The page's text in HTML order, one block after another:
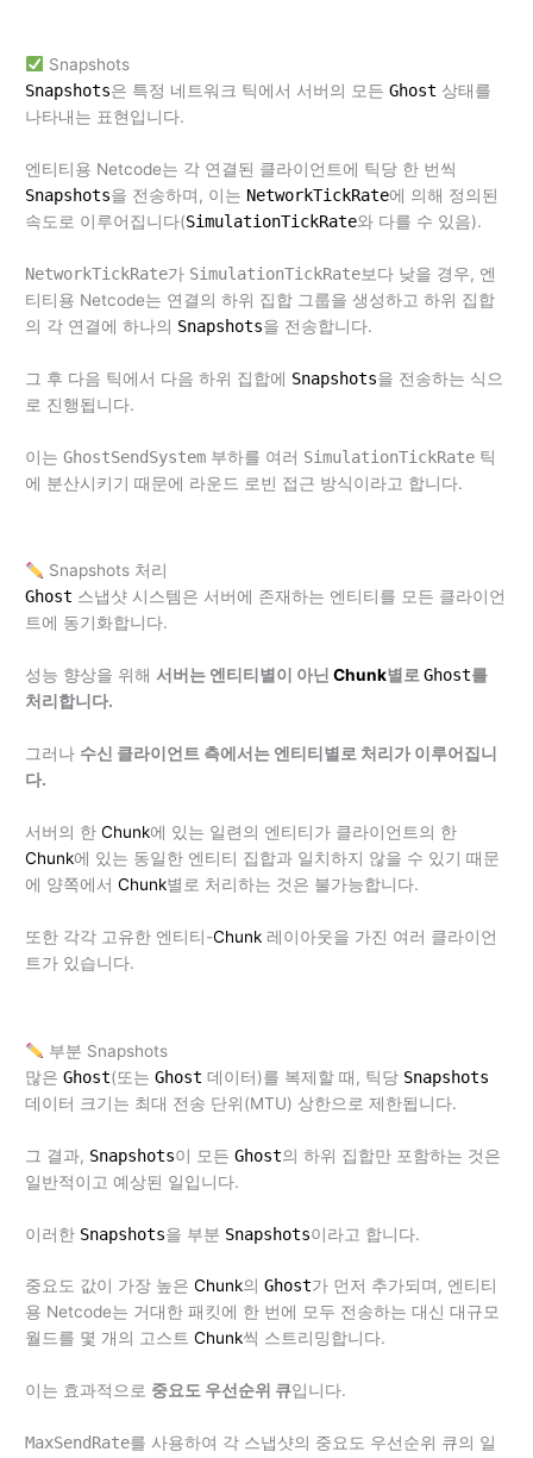
Snapshots
Snapshots은 특정 네트워크 틱에서 서버의 모든Ghost 상태를
나타내는 표현입니다.
엔티티용 Netcode는 각 연결된 클라이언트에 틱당 한 번씩
Snapshots을 전송하며, 이는 NetworkTickRate에 의해 정의된
속도로 이루어집니다(SimulationTickRate와 다를 수 있음).
NetworkTickRate가 SimulationTickRate보다 낮을 경우, 엔
티티용 Netcode는 연결의 하위 집합 그룹을 생성하고 하위 집합
의 각 연결에 하나의 Snapshots을 전송합니다.
그 후 다음 틱에서 다음 하위 집합에 Snapshots을 전송하는 식으
로 진행됩니다.
이는GhostSendSystem 부하를 여러 SimulationTickRate 틱
에 분산시키기 때문에 라운드 로빈 접근 방식이라고 합니다.
Snapshots 처리
Ghost 스냅샷 시스템은 서버에 존재하는 엔티티를 모든 클라이언
트에 동기화합니다.
성능 향상을 위해서버는 엔티티별이 아닌Chunk별로Ghost를
처리합니다.
그러나 수신 클라이언트 측에서는 엔티티별로 처리가 이루어집니
다.
서버의 한Chunk에 있는 일련의 엔티티가 클라이언트의 한
Chunk에 있는 동일한 엔티티 집합과 일치하지 않을 수 있기 때문
에 양쪽에서Chunk별로 처리하는 것은 불가능합니다.
또한 각각 고유한 엔티티-Chunk 레이아웃을 가진 여러 클라이언
트가 있습니다.
부분 Snapshots
많은Ghost(또는Ghost 데이터)를 복제할 때, 틱당 Snapshots
데이터 크기는 최대 전송 단위(MTU) 상한으로 제한됩니다.
그 결과, Snapshots이 모든Ghost의 하위 집합만 포함하는 것은
일반적이고 예상된 일입니다.
이러한 Snapshots을 부분 Snapshots이라고 합니다.
중요도 값이 가장 높은Chunk의Ghost가 먼저 추가되며, 엔티티
용 Netcode는 거대한 패킷에 한 번에 모두 전송하는 대신 대규모
월드를 몇 개의 고스트Chunk씩 스트리밍합니다.
이는 효과적으로 중요도 우선순위 큐입니다.
MaxSendRate를 사용하여 각 스냅샷의 중요도 우선순위 큐의 일